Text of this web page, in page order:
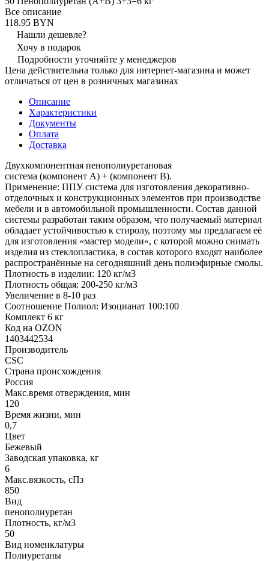
Все описание
118.95 BYN
Нашли дешевле?
Хочу в подарок
Подробности уточняйте у менеджеров
Цена действительна только для интернет-магазина и может
отличаться от цен в розничных магазинах
Описание
Характеристики
Документы
Оплата
Доставка
Двухкомпонентная пенополиуретановая
система (компонент А) + (компонент В).
Применение: ППУ система для изготовления декоративно-
отделочных и конструкционных элементов при производстве
мебели и в автомобильной промышленности. Состав данной
системы разработан таким образом, что получаемый материал
обладает устойчивостью к стиролу, поэтому мы предлагаем её
для изготовления «мастер модели», с которой можно снимать
изделия из стеклопластика, в состав которого входят наиболее
распространённые на сегодняшний день полиэфирные смолы.
Плотность в изделии: 120 кг/м3
Плотность общая: 200-250 кг/м3
Увеличение в 8-10 раз
Соотношение Полиол: Изоцианат 100:100
Комплект 6 кг
Код на OZON
1403442534
Производитель
CSC
Страна происхождения
Россия
Макс.время отверждения, мин
120
Время жизни, мин
0,7
Цвет
Бежевый
Заводская упаковка, кг
6
Макс.вязкoсть, сПз
850
Вид
пенополиуретан
Плотность, кг/м3
50
Вид номенклатуры
Полиуретаны